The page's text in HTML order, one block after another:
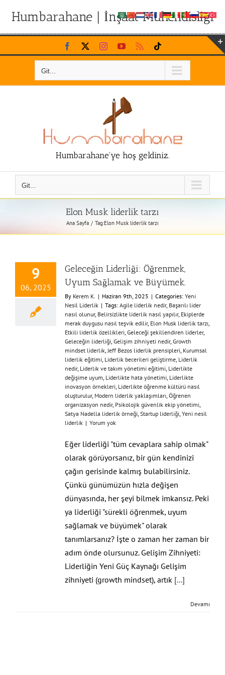
Humbarahane | İnşaat Mühendisliği
Skip
to
Facebook InstagramYouTubeRss
Git...
Humbarahane'ye hoş geldiniz.
Git...
Elon Musk liderlik tarzı
Ana Sayfa Tag:Elon Musk liderlik tarzı
9
06, 2025
Geleceğin Liderliği: Öğrenmek,
Uyum Sağlamak ve Büyümek.
By Kerem K. | Haziran 9th, 2025 | Categories: Yeni
Nesil Liderlik | Tags: Agile liderlik nedir, Başarılı lider
nasıl olunur, Belirsizlikte liderlik nasıl yapılır, Ekiplerde
merak duygusu nasıl teşvik edilir, Elon Musk liderlik tarzı,
Etkili liderlik özellikleri, Geleceği şekillendiren liderler,
Geleceğin liderliği, Gelişim zihniyeti nedir, Growth
mindset liderlik,Jeff Bezos liderlik prensipleri, Kurumsal
liderlik eğitimi, Liderlik becerileri geliştirme, Liderlik
nedir, Liderlik ve takım yönetimi eğitimi, Liderlikte
değişime uyum, Liderlikte hata yönetimi, Liderlikte
inovasyon örnekleri, Liderlikte öğrenme kültürü nasıl
oluşturulur, Modern liderlik yaklaşımları, Öğrenen
organizasyon nedir, Psikolojik güvenlik ekip yönetimi,
Satya Nadella liderlik örneği, Startup liderliği, Yeni nesil
liderlik | Yorum yok
Eğer liderliği "tüm cevaplara sahip olmak"
olarak görüyorsanız, bir gün kendinizi
çağın gerisinde kalmış bulabilirsiniz.
Çünkü günümüzün hızla değişen
dünyasında, her şeyi bilmek imkansız. Peki
ya liderliği "sürekli öğrenmek, uyum
sağlamak ve büyümek" olarak
tanımlarsanız? İşte o zaman her zaman bir
adım önde olursunuz. Gelişim Zihniyeti:
Liderliğin Yeni Güç Kaynağı Gelişim
zihniyeti (growth mindset), artık [...]
Devamı